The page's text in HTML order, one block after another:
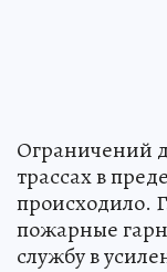
Ограничений
трассах в
происходило.
пожарные
службу в